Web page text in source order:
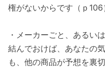
権がないからです（ｐ106
・メーカーごと、あるい
結んでおけば、あなたの
も、他の商品が予想を裏